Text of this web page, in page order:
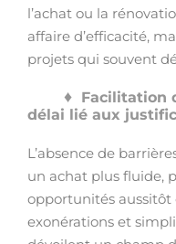
l’achat ou la
affaire d’efficacité,
projets qui souvent
Facilitation
délai lié aux
L’absence de
un achat plus fluide,
opportunités aussitôt
exonérations et